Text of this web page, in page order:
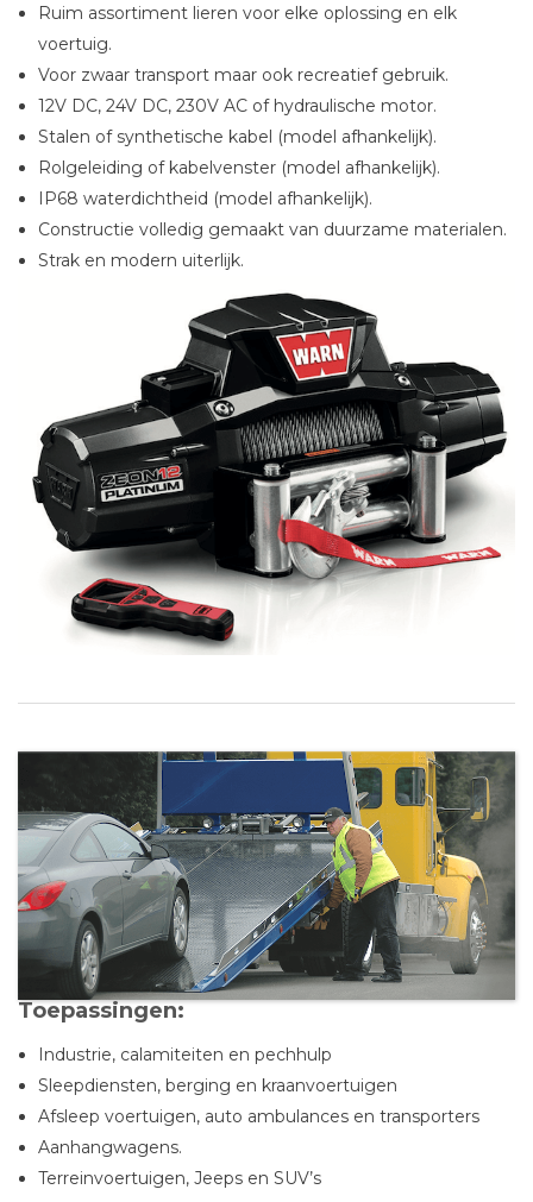
Ruim assortiment lieren voor elke oplossing en elk
voertuig.
Voor zwaar transport maar ook recreatief gebruik.
12V DC, 24V DC, 230V AC of hydraulische motor.
Stalen of synthetische kabel (model afhankelijk).
Rolgeleiding of kabelvenster (model afhankelijk).
IP68 waterdichtheid (model afhankelijk).
Constructie volledig gemaakt van duurzame materialen.
Strak en modern uiterlijk.
Toepassingen:
Industrie, calamiteiten en pechhulp
Sleepdiensten, berging en kraanvoertuigen
Afsleep voertuigen, auto ambulances en transporters
Aanhangwagens.
Terreinvoertuigen, Jeeps en SUV’s